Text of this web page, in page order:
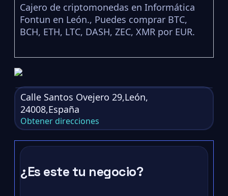
Cajero de criptomonedas en Informática
Fontun en León., Puedes comprar BTC,
BCH, ETH, LTC, DASH, ZEC, XMR por EUR.
Calle Santos Ovejero 29,León,
24008,España
Obtener direcciones
¿Es este tu negocio?